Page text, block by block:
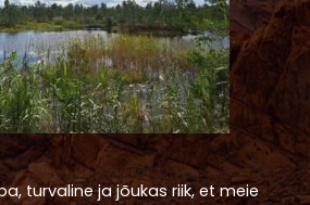
turvaline ja jõukas riik, et meie